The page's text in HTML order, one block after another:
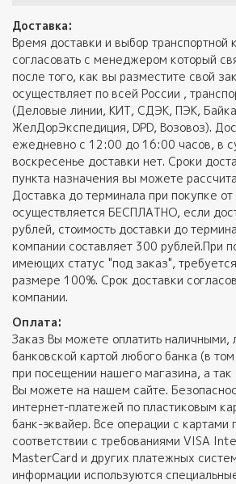
Доставка:
Время доставки и выбор
согласовать с менеджером который
после того, как вы разместите свой
осуществляет по всей России ,
(Деловые линии, КИТ, СДЭК, ПЭК,
ЖелДорЭкспедиция, DPD, Возовоз).
ежедневно с 12:00 до 16:00 часов, в
воскресенье доставки нет. Сроки
пункта назначения вы можете
Доставка до терминала при покупке
осуществляется БЕСПЛАТНО, если
рублей, стоимость доставки до
компании составляет 300 рублей.При
имеющих статус "под заказ",
размере 100%. Срок доставки
компании.
Оплата:
Заказ Вы можете оплатить наличными,
банковской картой любого банка (в
при посещении нашего магазина, а так
Вы можете на нашем сайте.
интернет-платежей по пластиковым
банк-эквайер. Все операции с картами
соответствии с требованиями VISA
MasterCard и других платежных
информации используются